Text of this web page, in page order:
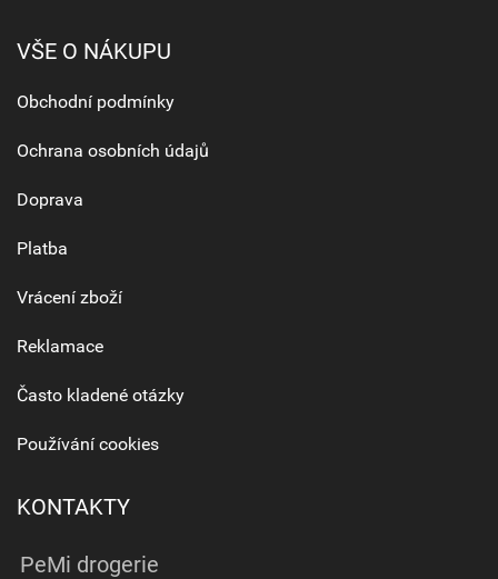
VŠE O NÁKUPU
Obchodní podmínky
Ochrana osobních údajů
Doprava
Platba
Vrácení zboží
Reklamace
Často kladené otázky
Používání cookies
KONTAKTY
PeMi drogerie